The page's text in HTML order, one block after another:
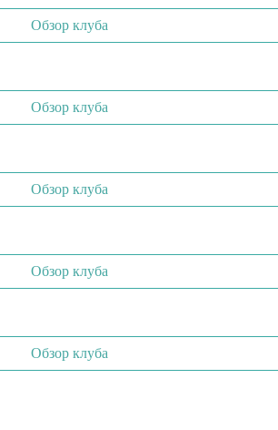
Обзор клуба
Обзор клуба
Обзор клуба
Обзор клуба
Обзор клуба